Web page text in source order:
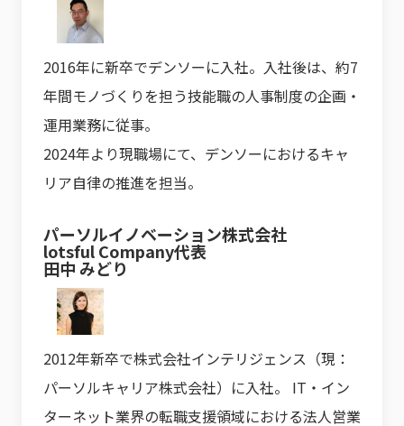
2016年に新卒でデンソーに入社。入社後は、約7
年間モノづくりを担う技能職の人事制度の企画・
運用業務に従事。
2024年より現職場にて、デンソーにおけるキャ
リア自律の推進を担当。
パーソルイノベーション株式会社
lotsful Company代表
田中 みどり
2012年新卒で株式会社インテリジェンス（現：
パーソルキャリア株式会社）に入社。 IT・イン
ターネット業界の転職支援領域における法人営業